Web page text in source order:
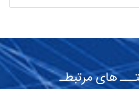
های مرتبطـ